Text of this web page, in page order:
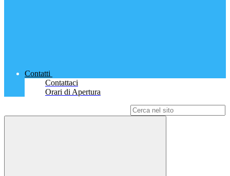
Contatti
Contattaci
Orari di Apertura